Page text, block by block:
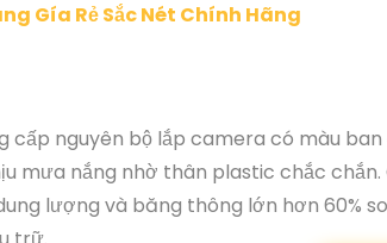
Gía Rẻ Sắc Nét Chính Hãng
cấp nguyên bộ lắp camera có màu
mưa nắng nhờ thân plastic chắc
lượng và băng thông lớn hơn 60%